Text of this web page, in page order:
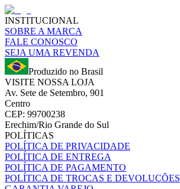
INSTITUCIONAL
SOBRE A MARCA
FALE CONOSCO
SEJA UMA REVENDA
Produzido no Brasil
VISITE NOSSA LOJA
Av. Sete de Setembro, 901
Centro
CEP: 99700238
Erechim/Rio Grande do Sul
POLÍTICAS
POLÍTICA DE PRIVACIDADE
POLÍTICA DE ENTREGA
POLÍTICA DE PAGAMENTO
POLÍTICA DE TROCAS E DEVOLUÇÕES